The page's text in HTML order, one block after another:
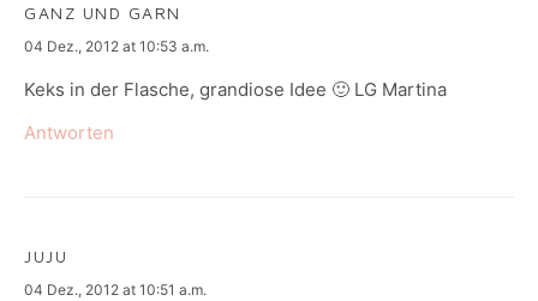
GANZ UND GARN
says:
04 Dez., 2012 at 10:53 a.m.
Keks in der Flasche, grandiose Idee 🙂 LG Martina
Antworten
JUJU
says:
04 Dez., 2012 at 10:51 a.m.